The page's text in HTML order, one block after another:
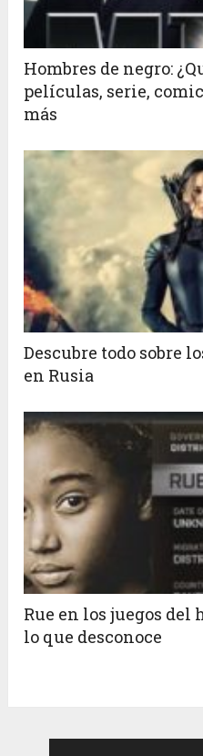
Hombres de negro:
películas, serie,
más
Descubre todo sobre
en Rusia
Rue en los juegos del
lo que desconoce